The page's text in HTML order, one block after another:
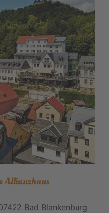
Allianzhaus
Bad Blankenburg